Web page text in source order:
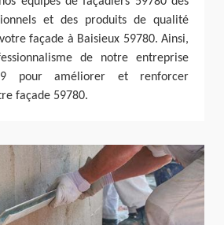
et des produits de qualité
façade à Baisieux 59780. Ainsi,
de notre entreprise
pour améliorer et renforcer
façade 59780.